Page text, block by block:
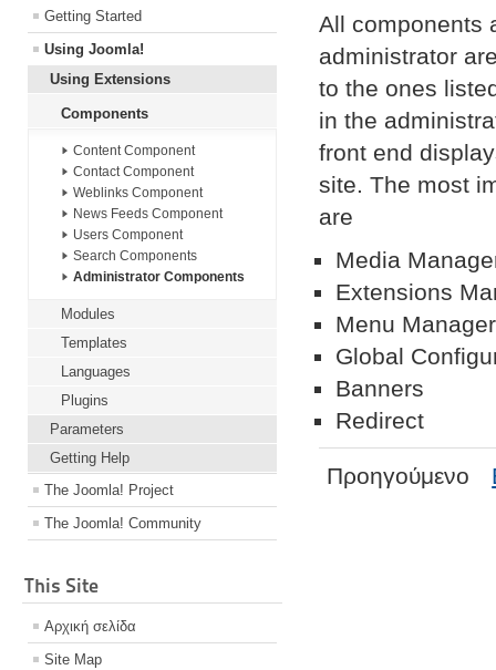
Getting Started
Using Joomla!
Using Extensions
Components
Content Component
Contact Component
Weblinks Component
News Feeds Component
Users Component
Search Components
Administrator Components
Modules
Templates
Languages
Plugins
Parameters
Getting Help
The Joomla! Project
The Joomla! Community
This Site
Αρχική σελίδα
Site Map
All components
administrator
to the ones
in the
front end
site. The most
are
Media
Extensions
Menu Manager
Global
Banners
Redirect
Προηγούμενο